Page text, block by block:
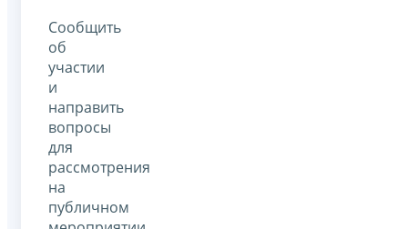
Сообщить
об
участии
и
направить
вопросы
для
рассмотрения
на
публичном